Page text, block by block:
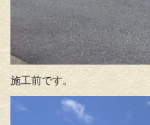
施工前です。